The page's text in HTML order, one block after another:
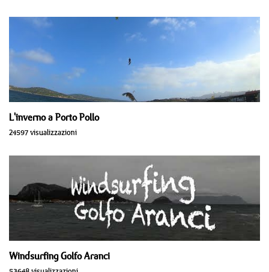
L'inverno a Porto Pollo
24597 visualizzazioni
Windsurfing Golfo Aranci